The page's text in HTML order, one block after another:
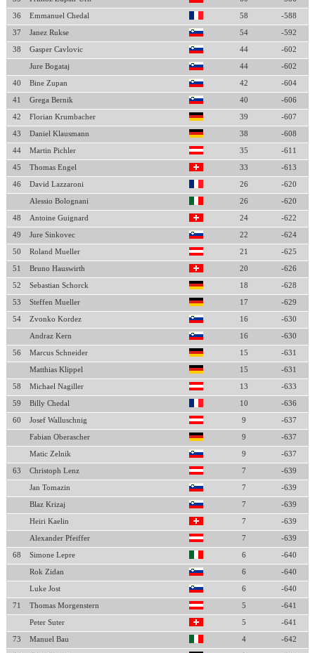
36 Emmanuel Chedal 58 -588
37 Janez Rukse 54 -592
38 Gasper Cavlovic 44 -602
Jure Bogataj 44 -602
40 Bine Zupan 42 -604
41 Grega Bernik 40 -606
42 Florian Krumbacher 39 -607
43 Daniel Klausmann 38 -608
44 Martin Pichler 35 -611
45 Thomas Engel 33 -613
46 David Lazzaroni 26 -620
Alessio Bolognani 26 -620
48 Antoine Guignard 24 -622
49 Jure Sinkovec 22 -624
50 Roland Mueller 21 -625
51 Bruno Hauswirth 20 -626
52 Sebastian Schorck 18 -628
53 Steffen Mueller 17 -629
54 Zvonko Kordez 16 -630
Andraz Kern 16 -630
56 Marcus Schneider 15 -631
Matthias Klippel 15 -631
58 Michael Nagiller 13 -633
59 Billy Chedal 10 -636
60 Josef Walluschnig 9 -637
Fabian Oberascher 9 -637
Matic Zelnik 9 -637
63 Christoph Lenz 7 -639
Jan Tomazin 7 -639
Blaz Krizaj 7 -639
Heiri Kaelin 7 -639
Alexander Pfeiffer 7 -639
68 Simone Lepre 6 -640
Rok Zidan 6 -640
Luke Jost 6 -640
71 Thomas Morgenstern 5 -641
Peter Suter 5 -641
73 Manuel Bau 4 -642